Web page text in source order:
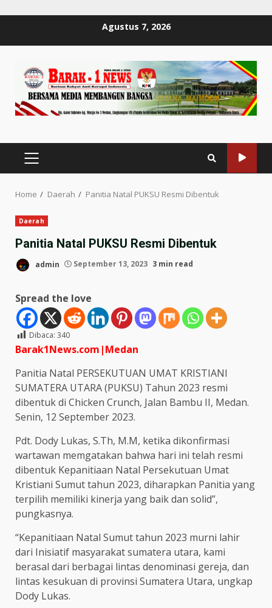
Agustus 7, 2026
PRIMARY
MENU
Home Daerah Panitia Natal PUKSU Resmi Dibentuk
Daerah
Panitia Natal PUKSU Resmi Dibentuk
admin September 13, 2023 3 min read
Spread the love
Dibaca: 340
Barak1News.com|Medan
Panitia Natal PERSEKUTUAN UMAT KRISTIANI
SUMATERA UTARA (PUKSU) Tahun 2023 resmi
dibentuk di Chicken Crunch, Jalan Bambu II, Medan.
Senin, 12 September 2023.
Pdt. Dody Lukas, S.Th, M.M, ketika dikonfirmasi
wartawan memgatakan bahwa hari ini telah resmi
dibentuk Kepanitiaan Natal Persekutuan Umat
Kristiani Sumut tahun 2023, diharapkan Panitia yang
terpilih memiliki kinerja yang baik dan solid”,
pungkasnya.
“Kepanitiaan Natal Sumut tahun 2023 murni lahir
dari Inisiatif masyarakat sumatera utara, kami
berasal dari berbagai lintas denominasi gereja, dan
lintas kesukuan di provinsi Sumatera Utara, ungkap
Dody Lukas.